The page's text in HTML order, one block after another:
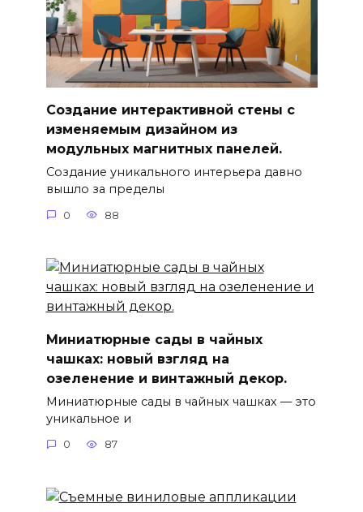
Создание интерактивной стены с
изменяемым дизайном из
модульных магнитных панелей.
Создание уникального интерьера давно
вышло за пределы
0 88
Миниатюрные сады в чайных
чашках: новый взгляд на
озеленение и винтажный декор.
Миниатюрные сады в чайных чашках — это
уникальное и
0 87